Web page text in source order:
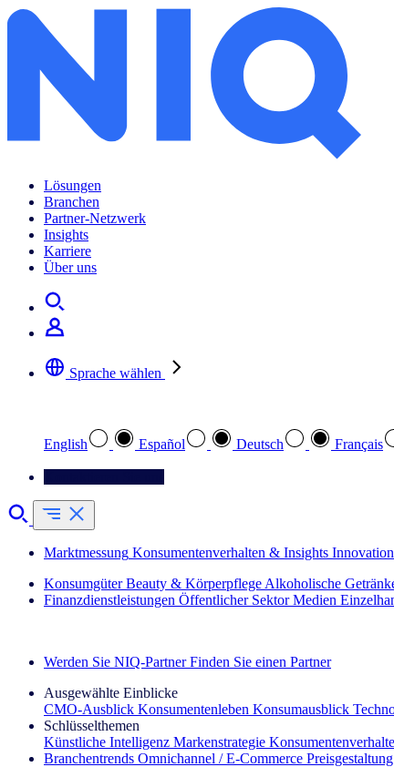
Lösungen
Branchen
Partner-Netzwerk
Insights
Karriere
Über uns
Sprache wählen
English Español Deutsch Français
Marktmessung Konsumentenverhalten & Insights Innovation
Konsumgüter Beauty & Körperpflege Alkoholische
Finanzdienstleistungen Öffentlicher Sektor Medien
Werden Sie NIQ-Partner Finden Sie einen Partner
Ausgewählte Einblicke
CMO‑Ausblick Konsumentenleben Konsumausblick
Schlüsselthemen
Künstliche Intelligenz Markenstrategie
Branchentrends Omnichannel / E‑Commerce